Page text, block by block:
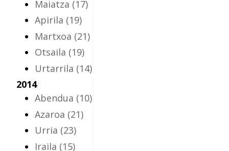
Maiatza (17)
Apirila (19)
Martxoa (21)
Otsaila (19)
Urtarrila (14)
2014
Abendua (10)
Azaroa (21)
Urria (23)
Iraila (15)